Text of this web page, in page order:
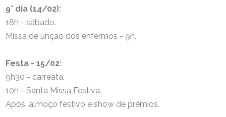
9° dia (14/02):
18h - sábado.
Missa de unção dos enfermos - 9h.
Festa - 15/02:
9h30 - carreata.
10h - Santa Missa Festiva.
Após, almoço festivo e show de prêmios.